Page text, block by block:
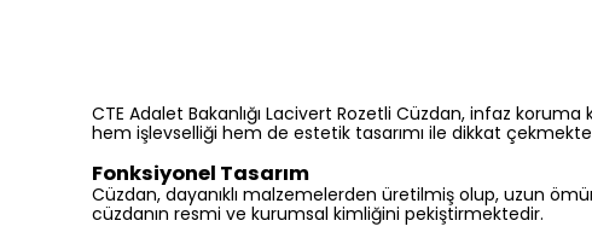
CTE Adalet Bakanlığı Lacivert Rozetli Cüzdan, infaz
hem işlevselliği hem de estetik tasarımı ile dikkat
Fonksiyonel Tasarım
Cüzdan, dayanıklı malzemelerden üretilmiş olup, uzun
cüzdanın resmi ve kurumsal kimliğini pekiştirmektedir.